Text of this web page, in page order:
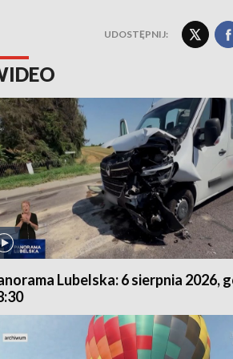
UDOSTĘPNIJ:
Lubelska: 6 sierpnia 2026,